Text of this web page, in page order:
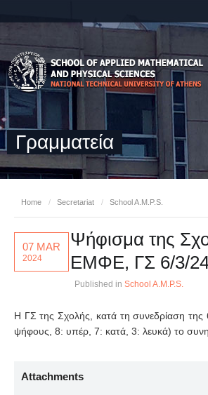
Γραμματεία
Home / Secretariat / School A.M.P.S.
07 MAR
2024
Ψήφισμα της
ΕΜΦΕ, ΓΣ 6/3/
Published in School A.M.P.S.
Η ΓΣ της Σχολής, κατά τη συνεδρίαση της
ψήφους, 8: υπέρ, 7: κατά, 3: λευκά) το
Attachments